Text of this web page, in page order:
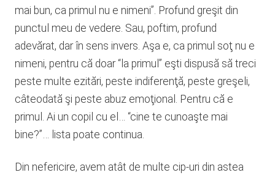
mai bun, ca primul nu e nimeni”. Profund greşit din
punctul meu de vedere. Sau, poftim, profund
adevărat, dar în sens invers. Aşa e, ca primul soţ nu e
nimeni, pentru că doar “la primul” eşti dispusă să treci
peste multe ezitări, peste indiferenţă, peste greşeli,
câteodată şi peste abuz emoţional. Pentru că e
primul. Ai un copil cu el… “cine te cunoaşte mai
bine?”… lista poate continua.
Din nefericire, avem atât de multe cip-uri din astea